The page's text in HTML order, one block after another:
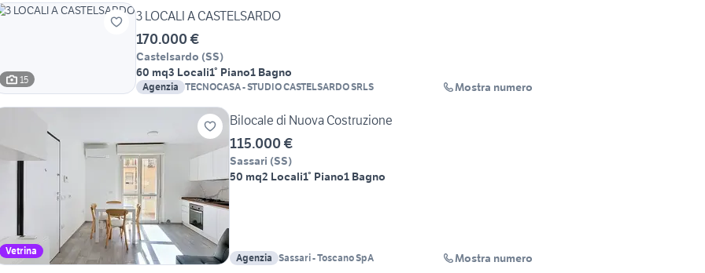
15
3 LOCALI A CASTELSARDO
170.000 €
Castelsardo (SS)
60 mq3 Locali1° Piano1 Bagno
Agenzia TECNOCASA - STUDIO CASTELSARDO SRLS Mostra numero
Vetrina
Bilocale di Nuova Costruzione
115.000 €
Sassari (SS)
50 mq2 Locali1° Piano1 Bagno
Agenzia Sassari - Toscano SpA Mostra numero